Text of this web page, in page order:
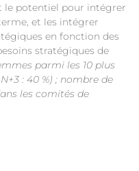
le potentiel pour intégrer
et les intégrer
en fonction des
stratégiques de
parmi les 10 plus
: 40 %) ; nombre de
les comités de